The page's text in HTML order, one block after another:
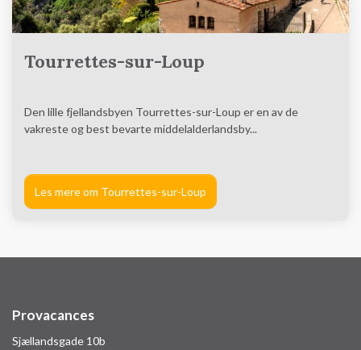
Tourrettes-sur-Loup
Den lille fjellandsbyen Tourrettes-sur-Loup er en av de
vakreste og best bevarte middelalderlandsby...
Les mere om Tourrettes-sur-Loup
Provacances
Sjællandsgade 10b